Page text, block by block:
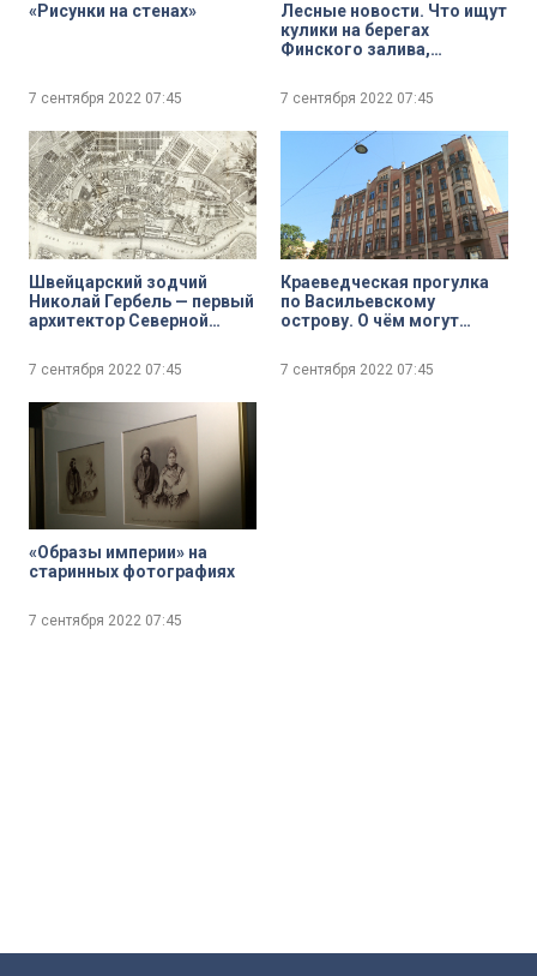
«Рисунки на стенах»
7 сентября 2022 07:45
Лесные новости. Что ищут
кулики на берегах
Финского залива,
дизайнерские решения
для барсучьих нор
7 сентября 2022 07:45
Швейцарский зодчий
Николай Гербель — первый
архитектор Северной
7 сентября 2022 07:45
Краеведческая прогулка
по Васильевскому
острову. О чём могут
7 сентября 2022 07:45
«Образы империи» на
старинных фотографиях
7 сентября 2022 07:45